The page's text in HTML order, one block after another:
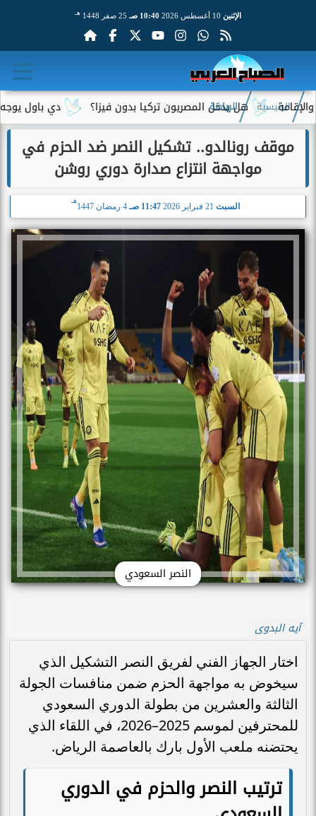
الإثنين 10:40 صـ 25 صفر 1448 هـ
دي باول يوجه رسالة هل يدخل المصريون تركيا بدون فيزا؟
الرئيسية الرياضة
موقف رونالدو.. تشكيل النصر ضد الحزم في
مواجهة انتزاع صدارة دوري روشن
السبت 11:47 صـ 4 رمضان 1447
هـ
النصر السعودي
آيه البدوى
اختار الجهاز الفني لفريق النصر التشكيل الذي
سيخوض به مواجهة الحزم ضمن منافسات الجولة
الثالثة والعشرين من بطولة الدوري السعودي
للمحترفين لموسم 2025–2026، في اللقاء الذي
يحتضنه ملعب الأول بارك بالعاصمة الرياض.
ترتيب النصر والحزم في الدوري